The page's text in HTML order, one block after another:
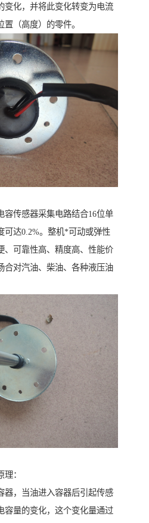
变化，并将此变化转变为电流
（高度）的零件。
容传感器采集电路结合16位单
可达0.2%。整机*可动或弹性
、可靠性高、精度高、性能价
合对汽油、柴油、各种液压油
：
器，当油进入容器后引起传感
容量的变化，这个变化量通过